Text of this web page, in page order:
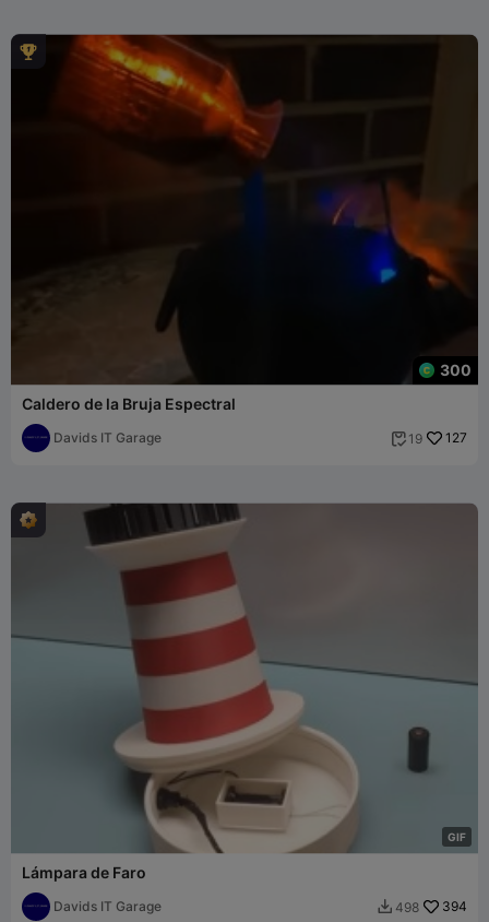
300

Caldero de la Bruja Espectral
Davids IT Garage  19 127
GIF
Lámpara de Faro
Davids IT Garage  498 394